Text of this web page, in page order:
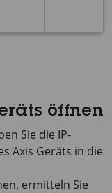
öffnen
Sie die IP-
Axis Geräts in die
ermitteln Sie